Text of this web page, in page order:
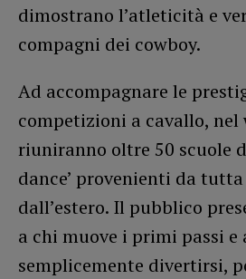
dimostrano l’atleticità e
compagni dei cowboy.
Ad accompagnare le
competizioni a cavallo, nel
riuniranno oltre 50 scuole
dance’ provenienti da
dall’estero. Il pubblico
a chi muove i primi passi e
semplicemente divertirsi,